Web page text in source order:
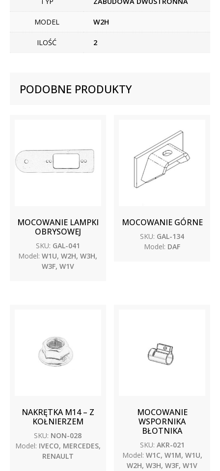
MODEL W2H
ILOŚĆ 2
PODOBNE PRODUKTY
MOCOWANIE LAMPKI
OBRYSOWEJ
SKU: GAL-041
Model: W1U, W2H, W3H,
W3F, W1V
MOCOWANIE GÓRNE
SKU: GAL-134
Model: DAF
NAKRĘTKA M14 – Z
KOŁNIERZEM
SKU: NON-028
Model: IVECO, MERCEDES,
RENAULT
MOCOWANIE
WSPORNIKA
BŁOTNIKA
SKU: AKR-021
Model: W1C, W1M, W1U,
W2H, W3H, W3F, W1V